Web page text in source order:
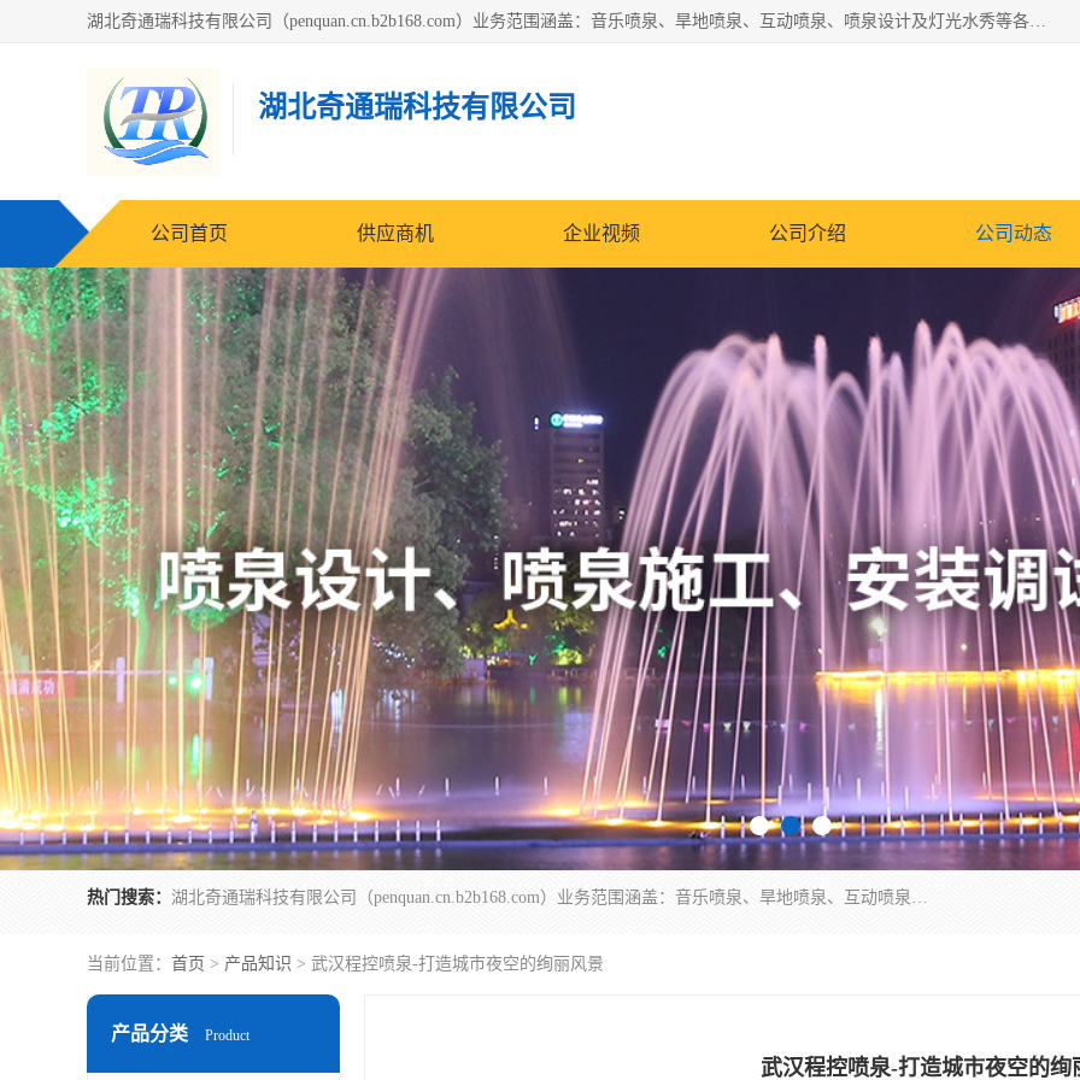
湖北奇通瑞科技有限公司（penquan.cn.b2b168.com）业务范围涵盖：音乐喷泉、旱地喷泉、互动喷泉、喷泉设计及灯光水秀等各类水景工程，广泛应用于公园、城市广场、商业综合体、旅游景区、住宅社区等领域。
湖北奇通瑞科技有限公司
公司首页 供应商机 企业视频 公司介绍 公司动态
热门搜索： 湖北奇通瑞科技有限公司（penquan.cn.b2b168.com）业务范围涵盖：音乐喷泉、旱地喷泉、互动喷泉、喷泉设计及灯光水秀等各类水景工程，广泛应用于公园、城市广场、商业综合体、旅游景区、住宅社区等领域。
当前位置： 首页 > 产品知识 > 武汉程控喷泉-打造城市夜空的绚丽风景
产品分类 Product
武汉程控喷泉-打造城市夜空的绚